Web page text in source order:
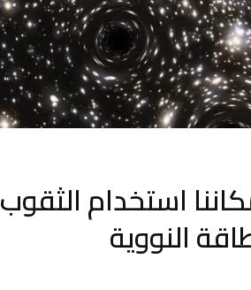
استخدام الثقوب
النووية